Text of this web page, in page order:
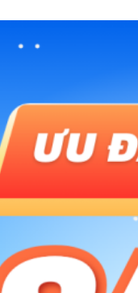
trình bán hàng